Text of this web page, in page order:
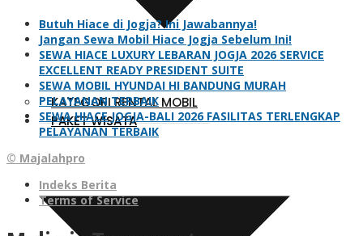
KATEGORI RENTAL MOBIL
PAKET WISATA
Butuh Hiace di Jogja? Ini Jawabannya!
Jangan Sewa Mobil Hiace Jogja Sebelum Ini!
SEWA HIACE LUXURY LEBARAN JOGJA 2026 SERVICE
EXCELLENT READY PRESIDENT SUITE
SEWA MOBIL HYUNDAI HI BANDUNG MURAH
PELAYANAN TERBAIK
SEWA HIACE JOGJA-BALI 2026 FASILITAS TERLENGKAP
PELAYANAN TERBAIK
© Majalahpro
Indeks Berita
Terms of Service